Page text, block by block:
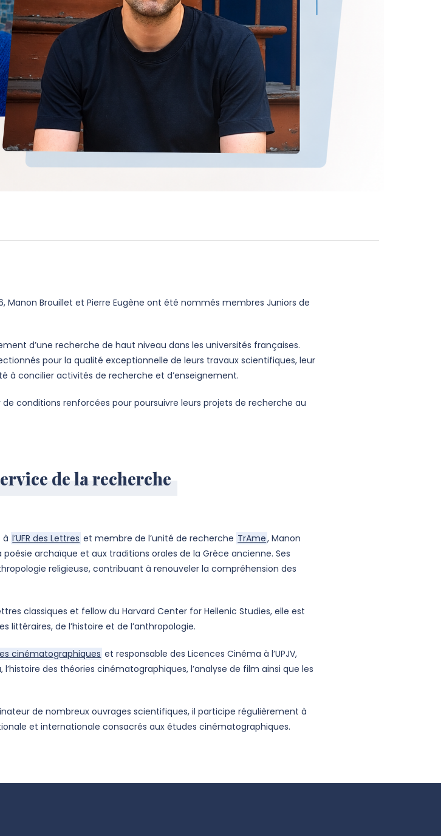
Manon Brouillet et Pierre Eugène ont été nommés membres Juniors de
d’une recherche de haut niveau dans les universités françaises.
pour la qualité exceptionnelle de leurs travaux scientifiques, leur
à concilier activités de recherche et d’enseignement.
conditions renforcées pour poursuivre leurs projets de recherche au
de la recherche
à l’UFR des Lettres et membre de l’unité de recherche TrAme, Manon
archaïque et aux traditions orales de la Grèce ancienne. Ses
religieuse, contribuant à renouveler la compréhension des
classiques et fellow du Harvard Center for Hellenic Studies, elle est
littéraires, de l’histoire et de l’anthropologie.
cinématographiques et responsable des Licences Cinéma à l’UPJV,
des théories cinématographiques, l’analyse de film ainsi que les
de nombreux ouvrages scientifiques, il participe régulièrement à
et internationale consacrés aux études cinématographiques.